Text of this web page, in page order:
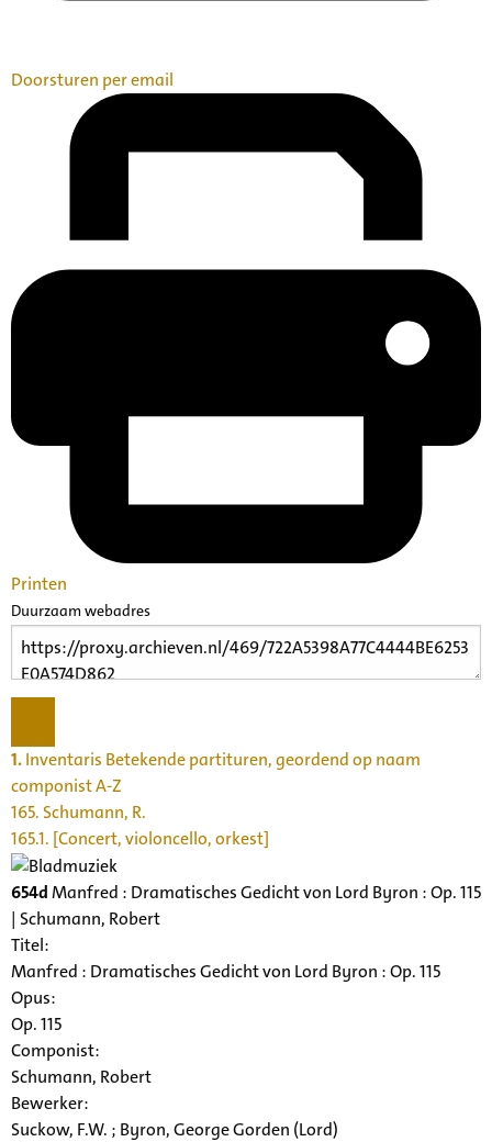
Doorsturen per email
Printen
Duurzaam webadres
1.Inventaris Betekende partituren, geordend op naam
componist A-Z
165. Schumann, R.
165.1. [Concert, violoncello, orkest]
654dManfred : Dramatisches Gedicht von Lord Byron : Op. 115
| Schumann, Robert
Titel:
Manfred : Dramatisches Gedicht von Lord Byron : Op. 115
Opus:
Op. 115
Componist:
Schumann, Robert
Bewerker:
Suckow, F.W. ; Byron, George Gorden (Lord)